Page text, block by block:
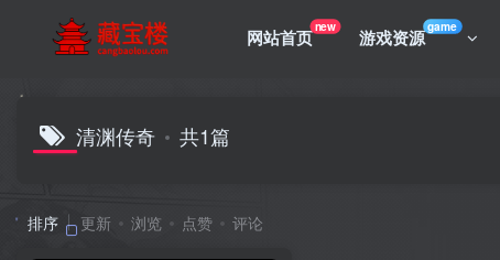
网站首页new 游戏资源game
清渊传奇 共1篇
排序 更新 浏览 点赞 评论